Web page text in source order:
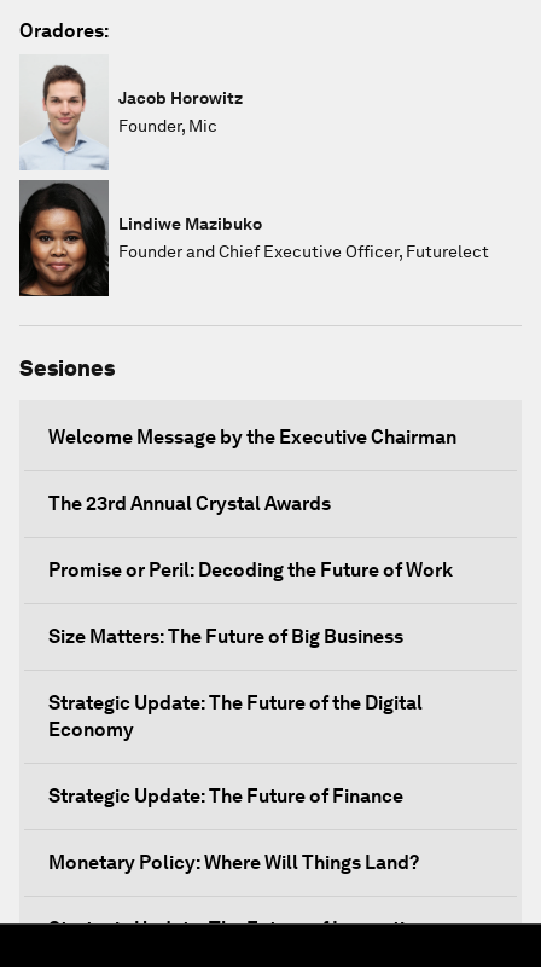
Oradores:
Jacob Horowitz
Founder, Mic
Lindiwe Mazibuko
Founder and Chief Executive Officer, Futurelect
Sesiones
Welcome Message by the Executive Chairman
The 23rd Annual Crystal Awards
Promise or Peril: Decoding the Future of Work
Size Matters: The Future of Big Business
Strategic Update: The Future of the Digital
Economy
Strategic Update: The Future of Finance
Monetary Policy: Where Will Things Land?
Strategic Update: The Future of Innovation